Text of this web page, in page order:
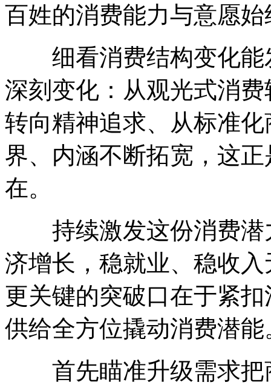
百姓的消费能力与意愿
细看消费结构变化能
深刻变化：从观光式消
转向精神追求、从标准
界、内涵不断拓宽，这
在。
持续激发这份消费潜
济增长，稳就业、稳收
更关键的突破口在于紧
供给全方位撬动消费潜能
首先瞄准升级需求把